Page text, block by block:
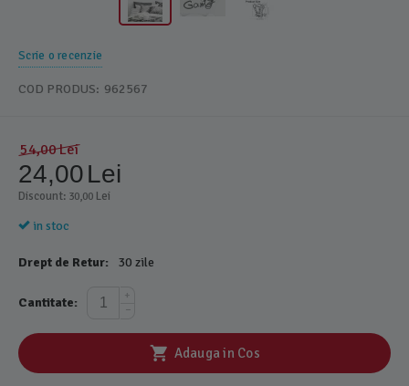
Scrie o recenzie
COD PRODUS: 962567
54,00Lei
24,00Lei
Discount: 30,00 Lei
in stoc
Drept de Retur: 30 zile
Cantitate:
+
−
Adauga in Cos